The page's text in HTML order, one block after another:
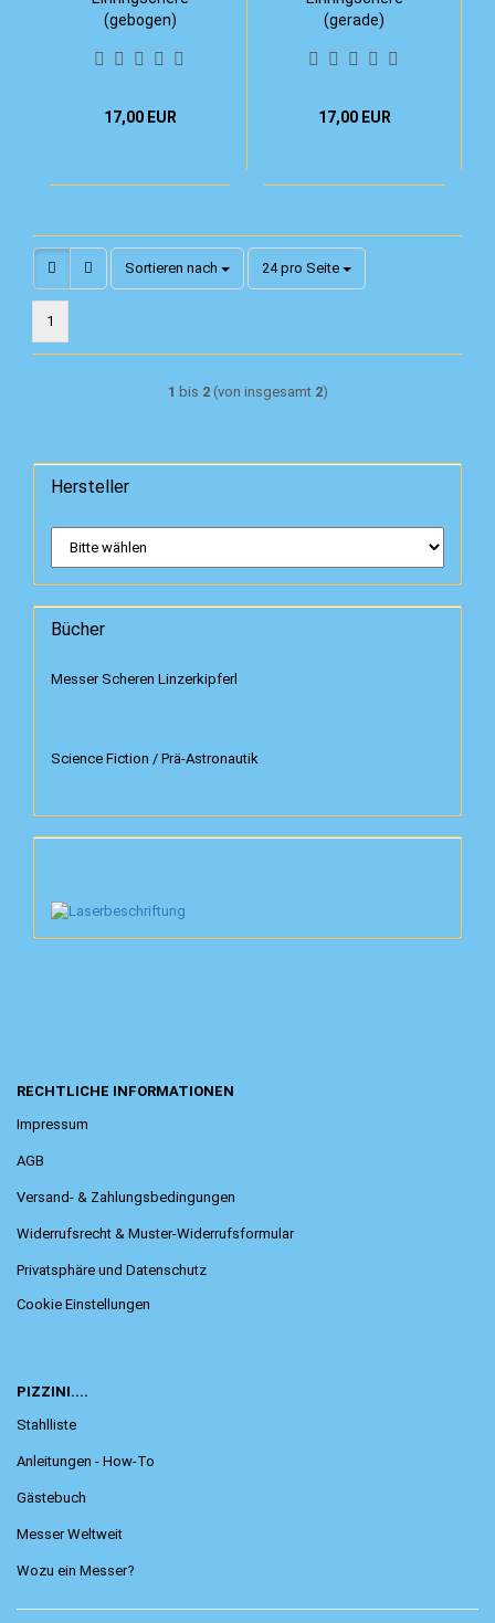
(gebogen)
17,00 EUR
(gerade)
17,00 EUR
Sortieren nach
Sortieren nach 24 pro Seite
pro Seite
1
1 bis 2(von insgesamt 2)
Hersteller
Bücher
Messer Scheren Linzerkipferl
Science Fiction / Prä-Astronautik
RECHTLICHE INFORMATIONEN
Impressum
AGB
Versand- & Zahlungsbedingungen
Widerrufsrecht & Muster-Widerrufsformular
Privatsphäre und Datenschutz
Cookie Einstellungen
PIZZINI....
Stahlliste
Anleitungen - How-To
Gästebuch
Messer Weltweit
Wozu ein Messer?